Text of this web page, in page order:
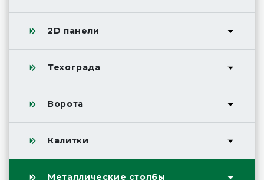
2D панели
Техограда
Ворота
Калитки
Металлические столбы